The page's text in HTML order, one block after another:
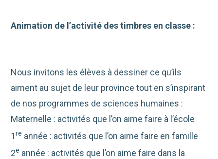
Animation de l’activité des timbres en classe :
Nous invitons les élèves à dessiner ce qu’ils
aiment au sujet de leur province tout en s’inspirant
de nos programmes de sciences humaines :
Maternelle : activités que l’on aime faire à l’école
1re année : activités que l’on aime faire en famille
2e année : activités que l’on aime faire dans la